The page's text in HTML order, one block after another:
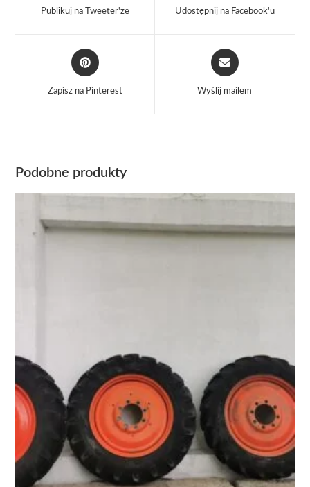
Publikuj na Tweeter'ze Udostępnij na Facebook'u
Opens
in
Zapisz na Pinterest
Opens
in
Wyślij mailem
Podobne produkty